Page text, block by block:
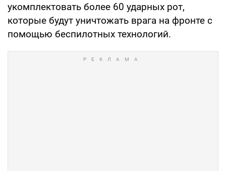
укомплектовать более 60 ударных рот,
которые будут уничтожать врага на фронте с
помощью беспилотных технологий.